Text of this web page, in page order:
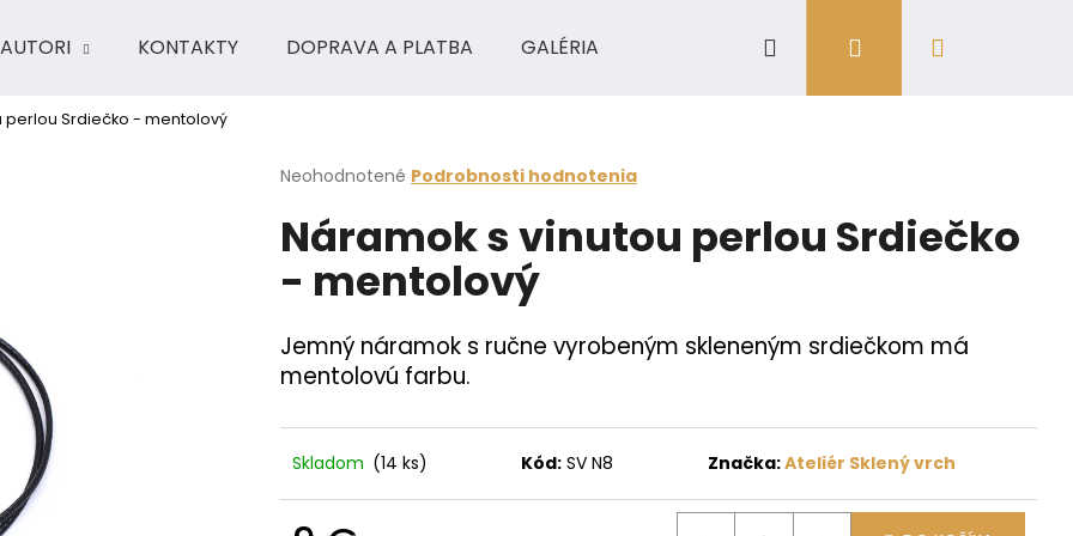
AUTORI KONTAKTY DOPRAVA A PLATBA GALÉRIA Hľadať Prihlásenie
perlou Srdiečko - mentolový
Priemerné
produktu
je
z
hviezdičiek.
Neohodnotené Podrobnosti hodnotenia
Náramok s vinutou perlou Srdiečko
- mentolový
Jemný náramok s ručne vyrobeným skleneným srdiečkom má
mentolovú farbu.
Skladom (14 ks) Kód: SV N8 Značka:Ateliér Sklený vrch
Čo potrebujete nájsť?
HĽADAŤ